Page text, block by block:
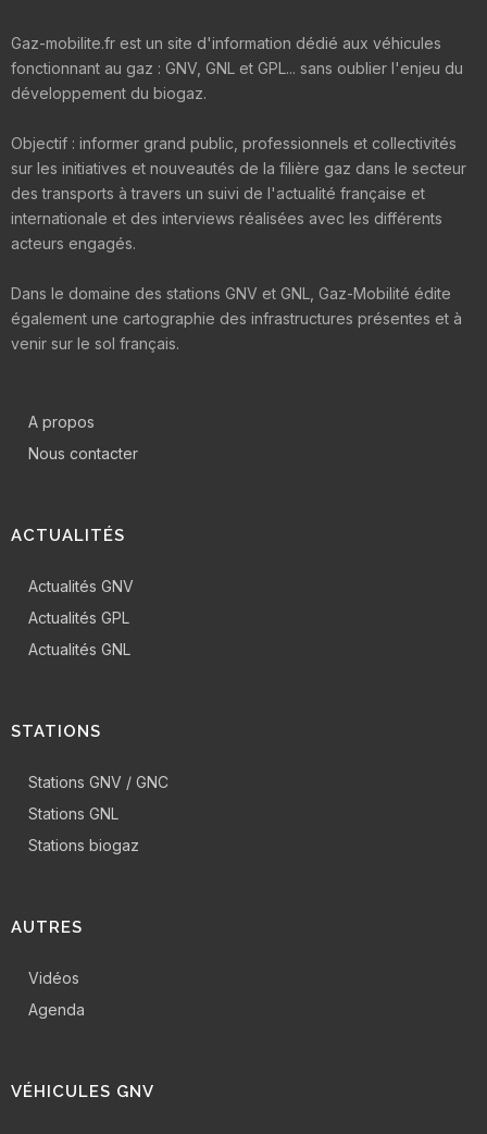
Gaz-mobilite.fr est un site d'information dédié aux véhicules
fonctionnant au gaz : GNV, GNL et GPL... sans oublier l'enjeu du
développement du biogaz.
Objectif : informer grand public, professionnels et collectivités
sur les initiatives et nouveautés de la filière gaz dans le secteur
des transports à travers un suivi de l'actualité française et
internationale et des interviews réalisées avec les différents
acteurs engagés.
Dans le domaine des stations GNV et GNL, Gaz-Mobilité édite
également une cartographie des infrastructures présentes et à
venir sur le sol français.
A propos
Nous contacter
ACTUALITÉS
Actualités GNV
Actualités GPL
Actualités GNL
STATIONS
Stations GNV / GNC
Stations GNL
Stations biogaz
AUTRES
Vidéos
Agenda
VÉHICULES GNV